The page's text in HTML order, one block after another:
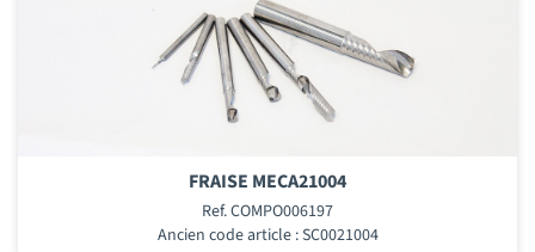
FRAISE MECA21004
Ref. COMPO006197
Ancien code article : SC0021004